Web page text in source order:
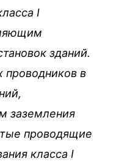
I
зданий.
в
заземления
проводящие
класса I